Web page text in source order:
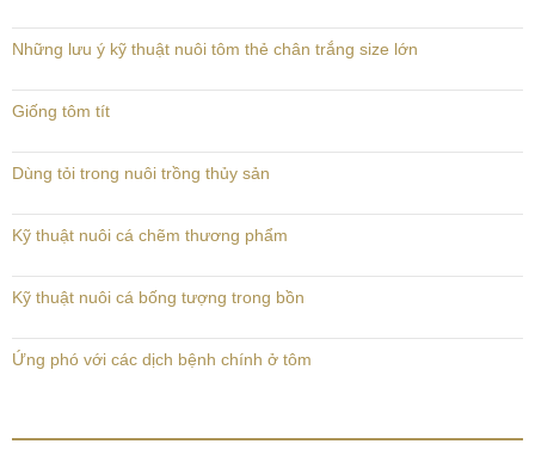
Những lưu ý kỹ thuật nuôi tôm thẻ chân trắng size lớn
Giống tôm tít
Dùng tỏi trong nuôi trồng thủy sản
Kỹ thuật nuôi cá chẽm thương phẩm
Kỹ thuật nuôi cá bống tượng trong bồn
Ứng phó với các dịch bệnh chính ở tôm